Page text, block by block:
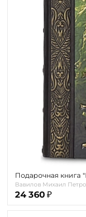
Подарочная книга
Вавилов Михаил
24 360 ₽